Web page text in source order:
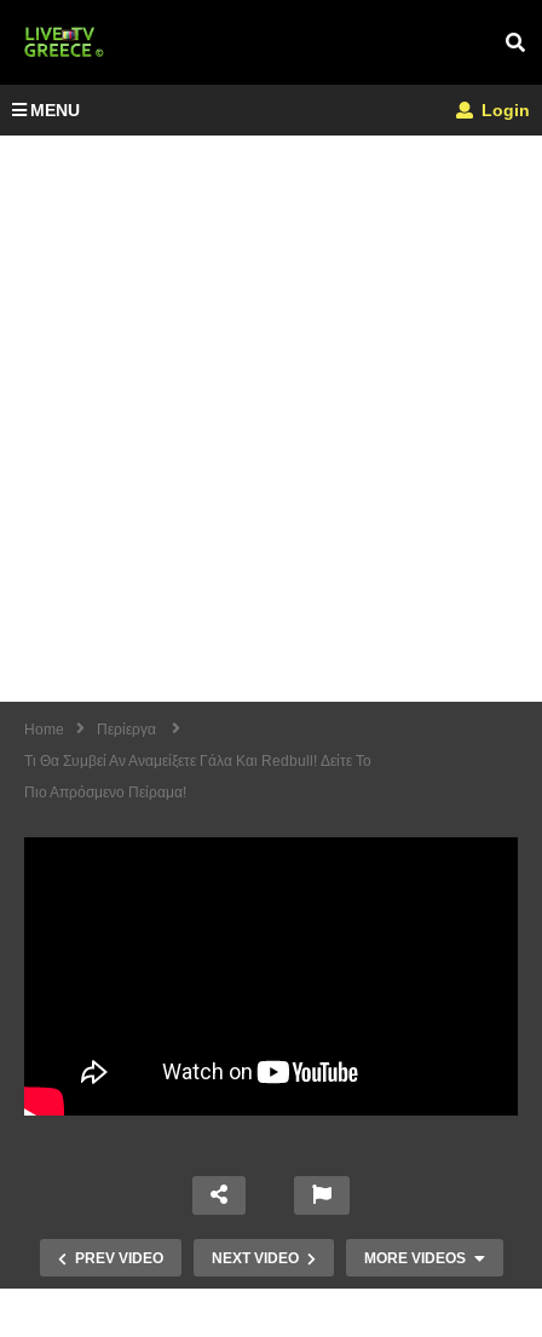
MENU Login
Home
Περίεργα
Τι Θα Συμβεί Αν Αναμείξετε Γάλα Και Redbull! Δείτε Το
Πιο Απρόσμενο Πείραμα!
PREV VIDEO NEXT VIDEO MORE VIDEOS